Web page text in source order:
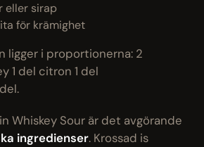
eller sirap
för krämighet
ligger i proportionerna: 2
1 del citron 1 del
Whiskey Sour är det avgörande
ingredienser. Krossad is